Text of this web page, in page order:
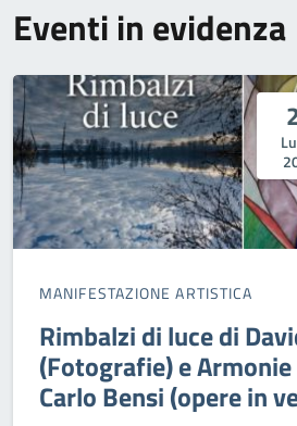
Eventi in evidenza
MANIFESTAZIONE ARTISTICA
Rimbalzi di luce di
(Fotografie) e
Carlo Bensi (opere in